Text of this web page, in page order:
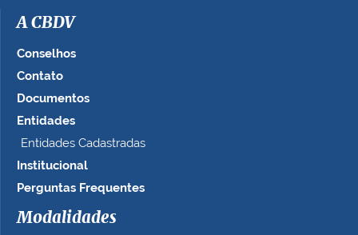
e
m
o
t
a
a
n
h
c
A CBDV
Conselhos
Contato
Documentos
Entidades
Entidades Cadastradas
Institucional
Perguntas Frequentes
Modalidades